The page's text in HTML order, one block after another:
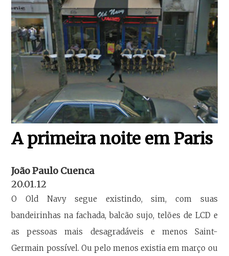
A primeira noite em Paris
João Paulo Cuenca
20.01.12
O Old Navy segue existindo, sim, com suas
bandeirinhas na fachada, balcão sujo, telões de LCD e
as pessoas mais desagradáveis e menos Saint-
Germain possível. Ou pelo menos existia em março ou